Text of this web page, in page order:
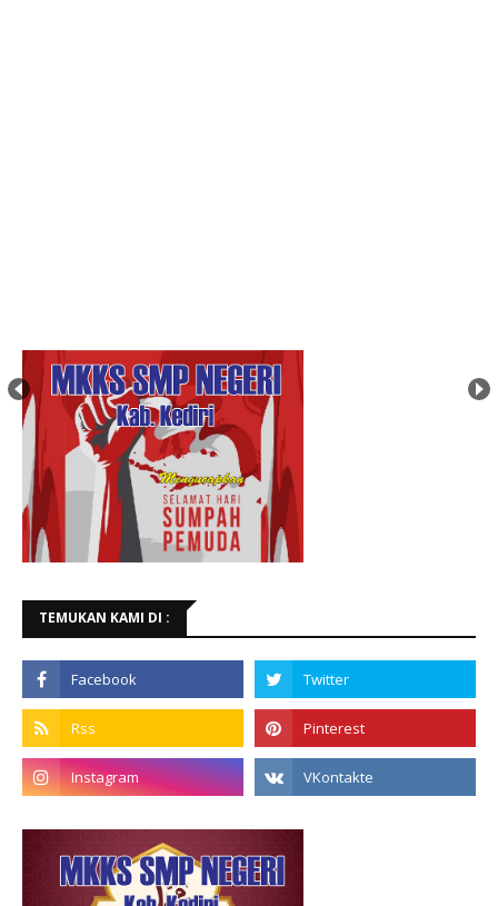
TEMUKAN KAMI DI :